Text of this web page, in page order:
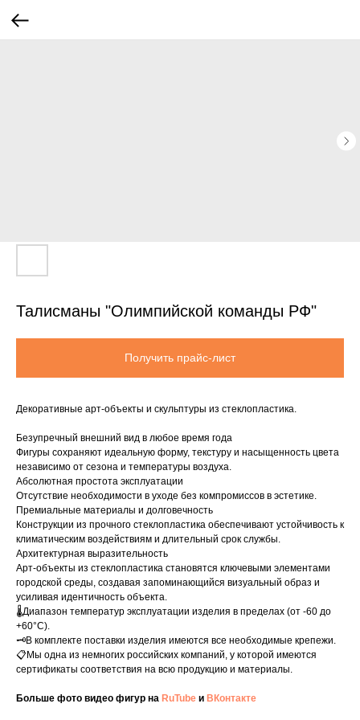
Талисманы "Олимпийской команды РФ"
Получить прайс-лист
Декоративные арт-объекты и скульптуры из стеклопластика.
Безупречный внешний вид в любое время года
Фигуры сохраняют идеальную форму, текстуру и насыщенность цвета
независимо от сезона и температуры воздуха.
Абсолютная простота эксплуатации
Отсутствие необходимости в уходе без компромиссов в эстетике.
Премиальные материалы и долговечность
Конструкции из прочного стеклопластика обеспечивают устойчивость к
климатическим воздействиям и длительный срок службы.
Архитектурная выразительность
Арт-объекты из стеклопластика становятся ключевыми элементами
городской среды, создавая запоминающийся визуальный образ и
усиливая идентичность объекта.
🌡️Диапазон температур эксплуатации изделия в пределах (от -60 до
+60°C).
🗝️В комплекте поставки изделия имеются все необходимые крепежи.
📋Мы одна из немногих российских компаний, у которой имеются
сертификаты соответствия на всю продукцию и материалы.
Больше фото видео фигур на RuTube и ВКонтакте